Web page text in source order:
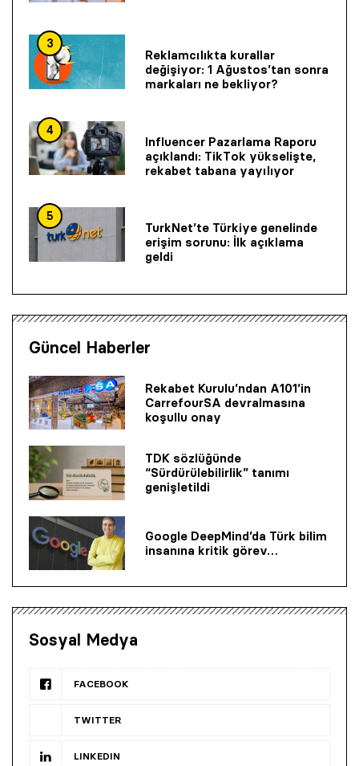
3
Reklamcılıkta kurallar
değişiyor: 1 Ağustos’tan sonra
markaları ne bekliyor?
4
Influencer Pazarlama Raporu
açıklandı: TikTok yükselişte,
rekabet tabana yayılıyor
5
TurkNet’te Türkiye genelinde
erişim sorunu: İlk açıklama
geldi
Güncel Haberler
Rekabet Kurulu’ndan A101’in
CarrefourSA devralmasına
koşullu onay
TDK sözlüğünde
“Sürdürülebilirlik” tanımı
genişletildi
Google DeepMind’da Türk bilim
insanına kritik görev…
Sosyal Medya
FACEBOOK
TWITTER
LINKEDIN